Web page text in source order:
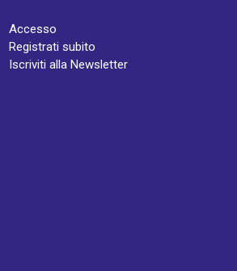
Accesso
Registrati subito
Iscriviti alla Newsletter